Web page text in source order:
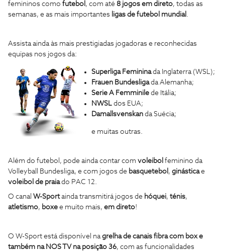
femininos como futebol , com até 8 jogos em direto, todas as
semanas, e as mais importantes ligas de futebol mundial .
Assista ainda às mais prestigiadas jogadoras e reconhecidas
equipas nos jogos da:
Superliga Femininada Inglaterra (WSL);
Frauen Bundesligada Alemanha;
Serie A Femminile de Itália;
NWSL dos EUA;
Damallsvenskan da Suécia;
e muitas outras.
Além do futebol, pode ainda contar com voleibol feminino da
Volleyball Bundesliga, e com jogos de basquetebol , ginásticae
voleibol de praiado PAC 12.
O canal W-Sportainda transmitirá jogos de hóquei, ténis,
atletismo, boxe e muito mais, em direto!
O W-Sport está disponível nagrelha de canais fibra com box e
também na NOS TV na posição 36, com as funcionalidades